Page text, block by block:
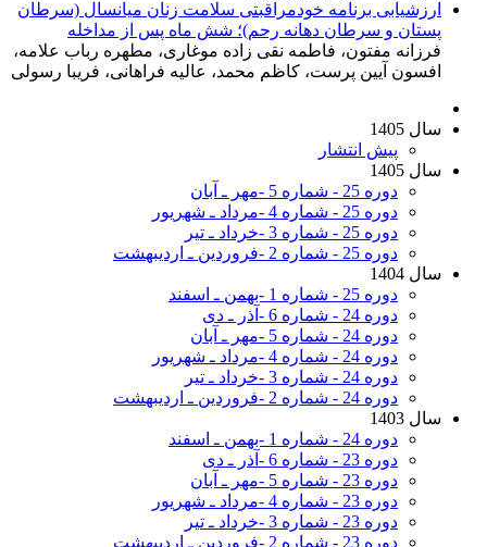
ارزشیابی برنامه خودمراقبتی سلامت زنان میانسال (سرطان
پستان و سرطان دهانه رحم)؛ شش ماه پس از مداخله
فرزانه مفتون، فاطمه نقی زاده موغاری، مطهره رباب علامه،
افسون آیین پرست، کاظم محمد، عالیه فراهانی، فریبا رسولی
سال 1405
پیش انتشار
سال 1405
دوره 25 - شماره 5 -مهر ـ آبان
دوره 25 - شماره 4 -مرداد ـ شهریور
دوره 25 - شماره 3 -خرداد ـ تیر
دوره 25 - شماره 2 -فروردین ـ اردیبهشت
سال 1404
دوره 25 - شماره 1 -بهمن ـ اسفند
دوره 24 - شماره 6 -آذر ـ دی
دوره 24 - شماره 5 -مهر ـ آبان
دوره 24 - شماره 4 -مرداد ـ شهریور
دوره 24 - شماره 3 -خرداد ـ تیر
دوره 24 - شماره 2 -فروردین ـ اردیبهشت
سال 1403
دوره 24 - شماره 1 -بهمن ـ اسفند
دوره 23 - شماره 6 -آذر ـ دی
دوره 23 - شماره 5 -مهر ـ آبان
دوره 23 - شماره 4 -مرداد ـ شهریور
دوره 23 - شماره 3 -خرداد ـ تیر
دوره 23 - شماره 2 -فروردین ـ اردیبهشت